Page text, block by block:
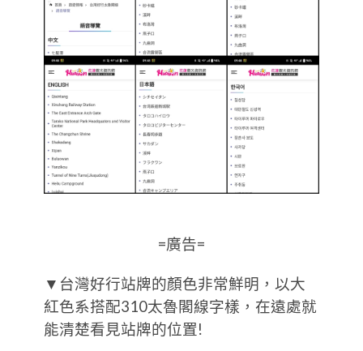
=廣告=
▼台灣好行站牌的顏色非常鮮明，以大
紅色系搭配310太魯閣線字樣，在遠處就
能清楚看見站牌的位置!